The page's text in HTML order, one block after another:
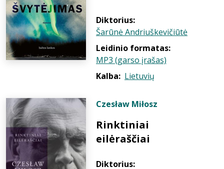
Diktorius:
Šarūnė Andriuškevičiūtė
Leidinio formatas:
MP3 (garso įrašas)
Kalba: Lietuvių
Czesław Miłosz
Rinktiniai
eilėraščiai
Diktorius: